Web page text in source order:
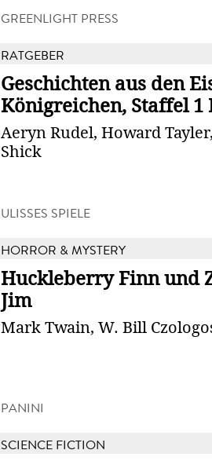
GREENLIGHT PRESS
RATGEBER
Geschichten aus den
Königreichen, Staffel 1
Aeryn Rudel, Howard
Shick
ULISSES SPIELE
HORROR & MYSTERY
Huckleberry Finn und
Jim
Mark Twain, W. Bill
PANINI
SCIENCE FICTION